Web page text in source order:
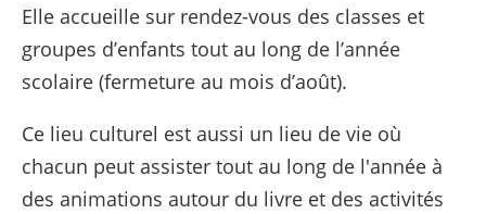
Elle accueille sur rendez-vous des classes et
groupes d’enfants tout au long de l’année
scolaire (fermeture au mois d’août).
Ce lieu culturel est aussi un lieu de vie où
chacun peut assister tout au long de l'année à
des animations autour du livre et des activités